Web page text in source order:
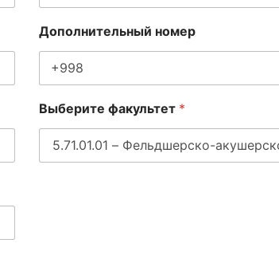
Дополнительный номер
Выберите факультет *